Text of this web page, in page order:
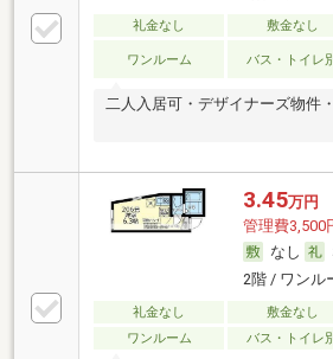
礼金なし 敷金なし
ワンルーム バス・トイレ
二人入居可・デザイナーズ物件
3.45万円
管理費3,500
なし
2階 / ワンル
礼金なし 敷金なし
ワンルーム
バス・トイレ別